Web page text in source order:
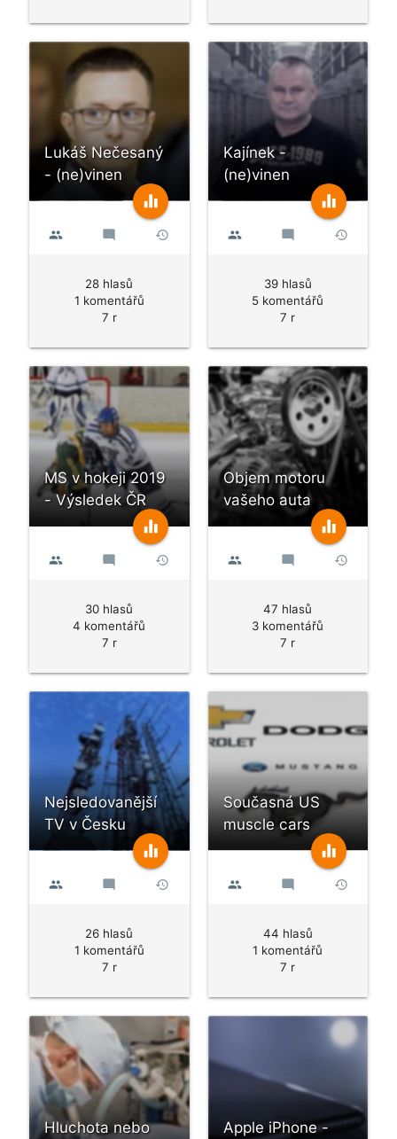
Lukáš Nečesaný
- (ne)vinen
equalizer
people mode_comment history
28 hlasů
1 komentářů
7 r
Kajínek -
(ne)vinen
equalizer
people mode_comment history
39 hlasů
5 komentářů
7 r
MS v hokeji 2019
- Výsledek ČR
equalizer
people mode_comment history
30 hlasů
4 komentářů
7 r
Objem motoru
vašeho auta
equalizer
people mode_comment history
47 hlasů
3 komentářů
7 r
Nejsledovanější
TV v Česku
equalizer
people mode_comment history
26 hlasů
1 komentářů
7 r
Současná US
muscle cars
equalizer
people mode_comment history
44 hlasů
1 komentářů
7 r
Hluchota nebo
Apple iPhone -